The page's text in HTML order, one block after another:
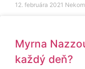
12. februára 2021
Myrna
každý deň?